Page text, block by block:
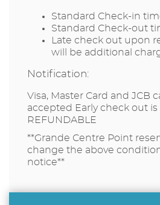
Standard Check-in
Standard Check-out
Late check out upon
will be additional
Notification:
Visa, Master Card and JCB
accepted Early check out is
REFUNDABLE
**Grande Centre Point
change the above
notice**